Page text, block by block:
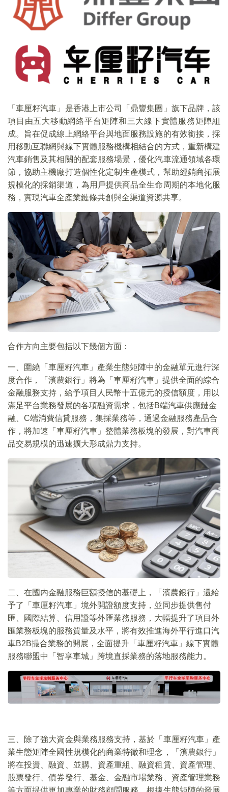
「車厘籽汽車」是香港上市公司「鼎豐集團」旗下品牌，該
項目由五大移動網絡平台矩陣和三大線下實體服務矩陣組
成。旨在促成線上網絡平台與地面服務設施的有效銜接，採
用移動互聯網與線下實體服務機構相結合的方式，重新構建
汽車銷售及其相關的配套服務場景，優化汽車流通領域各環
節，協助主機廠打造個性化定制生產模式，幫助經銷商拓展
規模化的採銷渠道，為用戶提供商品全生命周期的本地化服
務，實現汽車全產業鏈條共創與全渠道資源共享。
合作方向主要包括以下幾個方面：
一、圍繞「車厘籽汽車」產業生態矩陣中的金融單元進行深
度合作，「濱農銀行」將為「車厘籽汽車」提供全面的綜合
金融服務支持，給予項目人民幣十五億元的授信額度，用以
滿足平台業務發展的各項融資需求，包括B端汽車供應鏈金
融、C端消費信貸服務，集採業務等，通過金融服務產品合
作，將加速「車厘籽汽車」整體業務板塊的發展，對汽車商
品交易規模的迅速擴大形成鼎力支持。
二、在國内金融服務巨額授信的基礎上，「濱農銀行」還給
予了「車厘籽汽車」境外開證額度支持，並同步提供售付
匯、國際結算、信用證等外匯業務服務，大幅提升了項目外
匯業務板塊的服務質量及水平，將有效推進海外平行進口汽
車B2B撮合業務的開展，全面提升「車厘籽汽車」線下實體
服務聯盟中「智享車城」跨境直採業務的落地服務能力。
三、除了強大資金與業務服務支持，基於「車厘籽汽車」產
業生態矩陣全國性規模化的商業特徵和理念，「濱農銀行」
將在投資、融資、並購、資產重組、融資租賃、資產管理、
股票發行、債券發行、基金、金融市場業務、資產管理業務
等方面提供更加專業的財務顧問服務，根據生態矩陣的發展